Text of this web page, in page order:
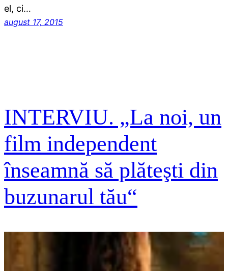
el, ci…
august 17, 2015
INTERVIU. „La noi, un
film independent
înseamnă să plăteşti din
buzunarul tău“